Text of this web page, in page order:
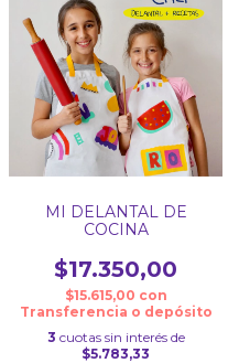
MI DELANTAL DE
COCINA
$17.350,00
$15.615,00 con
Transferencia o depósito
3 cuotas sin interés de
$5.783,33